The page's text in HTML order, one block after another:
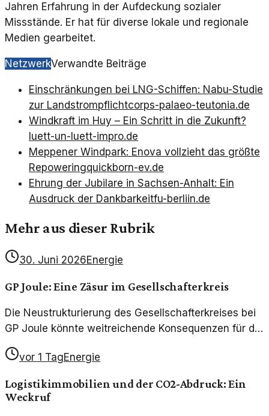
Jahren Erfahrung in der Aufdeckung sozialer
Missstände. Er hat für diverse lokale und regionale
Medien gearbeitet.
NetzwerkVerwandte Beiträge
Einschränkungen bei LNG-Schiffen: Nabu-Studie
zur Landstrompflichtcorps-palaeo-teutonia.de
Windkraft im Huy – Ein Schritt in die Zukunft?
luett-un-luett-impro.de
Meppener Windpark: Enova vollzieht das größte
Repoweringquickborn-ev.de
Ehrung der Jubilare in Sachsen-Anhalt: Ein
Ausdruck der Dankbarkeitfu-berliin.de
Mehr aus dieser Rubrik
30. Juni 2026Energie
GP Joule: Eine Zäsur im Gesellschafterkreis
Die Neustrukturierung des Gesellschafterkreises bei
GP Joule könnte weitreichende Konsequenzen für die
Unternehmensstrategie und die Energiewende
haben. Ein Blick auf die Hintergründe und
vor 1 TagEnergie
Logistikimmobilien und der CO2-Abdruck: Ein
Weckruf